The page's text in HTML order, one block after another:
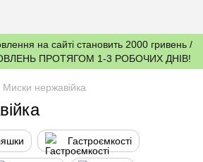
на сайті становить 2000 гривень /
ПРОТЯГОМ 1-3 РОБОЧИХ ДНІВ!
Миски нержавійка
Гастроємкості